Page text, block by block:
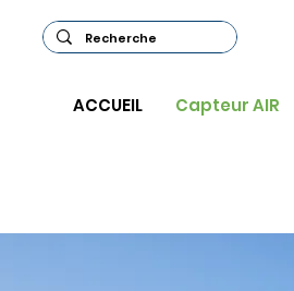
ACCUEIL Capteur AIR